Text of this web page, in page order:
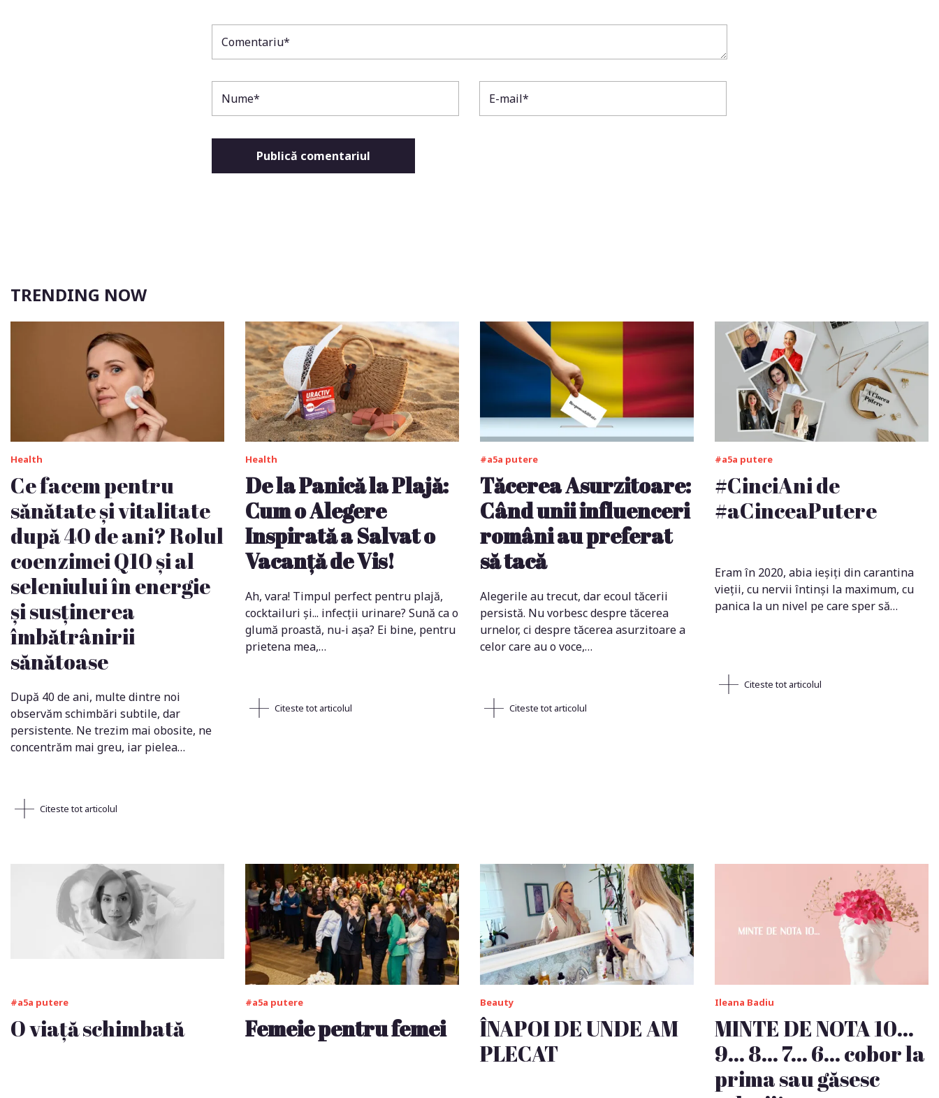
TRENDING NOW
Health
Ce facem pentru
sănătate și vitalitate
după 40 de ani? Rolul
coenzimei Q10 și al
seleniului în energie
și susținerea
îmbătrânirii
sănătoase
După 40 de ani, multe dintre noi
observăm schimbări subtile, dar
persistente. Ne trezim mai obosite, ne
concentrăm mai greu, iar pielea…
Citeste tot articolul
Health
De la Panică la Plajă:
Cum o Alegere
Inspirată a Salvat o
Vacanță de Vis!
Ah, vara! Timpul perfect pentru plajă,
cocktailuri și... infecții urinare? Sună ca o
glumă proastă, nu-i așa? Ei bine, pentru
prietena mea,…
Citeste tot articolul
#a5a putere
Tăcerea Asurzitoare:
Când unii influenceri
români au preferat
să tacă
Alegerile au trecut, dar ecoul tăcerii
persistă. Nu vorbesc despre tăcerea
urnelor, ci despre tăcerea asurzitoare a
celor care au o voce,…
Citeste tot articolul
#a5a putere
#CinciAni de
#aCinceaPutere
Eram în 2020, abia ieșiți din carantina
vieții, cu nervii întinși la maximum, cu
panica la un nivel pe care sper să…
Citeste tot articolul
#a5a putere
O viață schimbată
#a5a putere
Femeie pentru femei
Beauty
ÎNAPOI DE UNDE AM
PLECAT
Ileana Badiu
MINTE DE NOTA 10…
9… 8… 7… 6… cobor la
prima sau găsesc